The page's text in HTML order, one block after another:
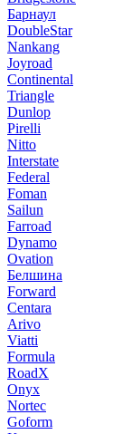
Барнаул
DoubleStar
Nankang
Joyroad
Continental
Triangle
Dunlop
Pirelli
Nitto
Interstate
Federal
Foman
Sailun
Farroad
Dynamo
Ovation
Белшина
Forward
Centara
Arivo
Viatti
Formula
RoadX
Onyx
Nortec
Goform